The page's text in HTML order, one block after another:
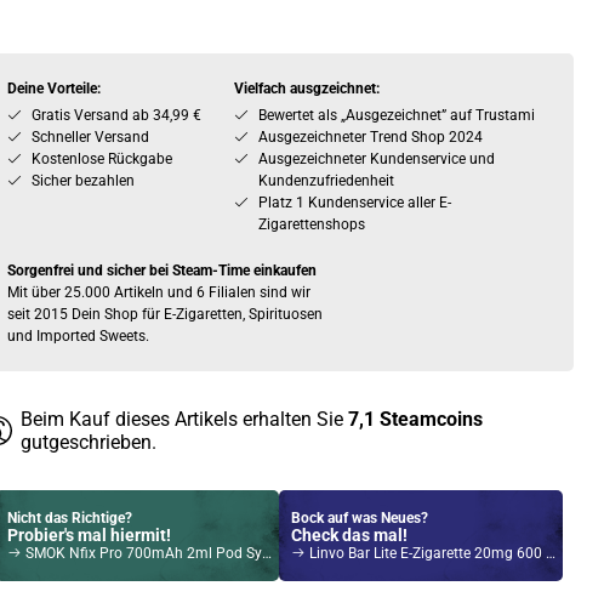
Deine Vorteile:
Gratis Versand ab 34,99 €
Schneller Versand
Kostenlose Rückgabe
Sicher bezahlen
Vielfach ausgzeichnet:
Bewertet als „Ausgezeichnet” auf Trustami
Ausgezeichneter Trend Shop 2024
Ausgezeichneter Kundenservice und
Kundenzufriedenheit
Platz 1 Kundenservice aller E-
Zigarettenshops
Sorgenfrei und sicher bei Steam-Time einkaufen
Mit über 25.000 Artikeln und 6 Filialen sind wir
seit 2015 Dein Shop für E-Zigaretten, Spirituosen
und Imported Sweets.
Beim Kauf dieses Artikels erhalten Sie 7,1 Steamcoins
gutgeschrieben.
Nicht das Richtige?
Probier's mal hiermit!
SMOK Nfix Pro 700mAh 2ml Pod System Kit Silber-Blau
Bock auf was Neues?
Check das mal!
Linvo Bar Lite E-Zigarette 20mg 600 Züge 550mAh NicSalt Strawberry Ice Cream